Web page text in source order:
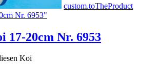
custom.toTheProduct
Nr. 6953"
17-20cm Nr. 6953
Koi